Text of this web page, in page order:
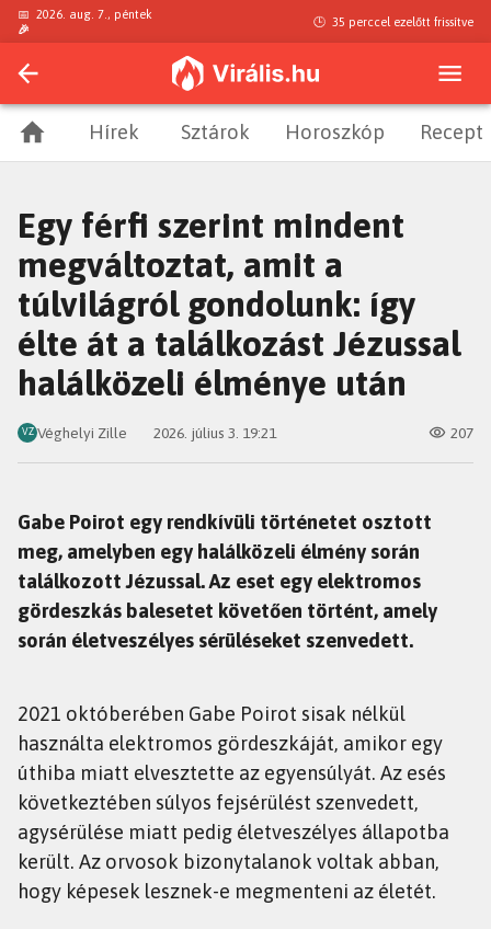
📅 2026. aug. 7., péntek
🎉
🕒 35 perccel ezelőtt frissítve
Hírek Sztárok Horoszkóp Recept
Egy férfi szerint mindent
megváltoztat, amit a
túlvilágról gondolunk: így
élte át a találkozást Jézussal
halálközeli élménye után
VZ Véghelyi Zille 2026. július 3. 19:21 207
Gabe Poirot egy rendkívüli történetet osztott
meg, amelyben egy halálközeli élmény során
találkozott Jézussal. Az eset egy elektromos
gördeszkás balesetet követően történt, amely
során életveszélyes sérüléseket szenvedett.
2021 októberében Gabe Poirot sisak nélkül
használta elektromos gördeszkáját, amikor egy
úthiba miatt elvesztette az egyensúlyát. Az esés
következtében súlyos fejsérülést szenvedett,
agysérülése miatt pedig életveszélyes állapotba
került. Az orvosok bizonytalanok voltak abban,
hogy képesek lesznek-e megmenteni az életét.